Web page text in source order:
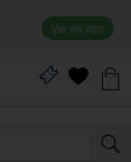
Ver no app